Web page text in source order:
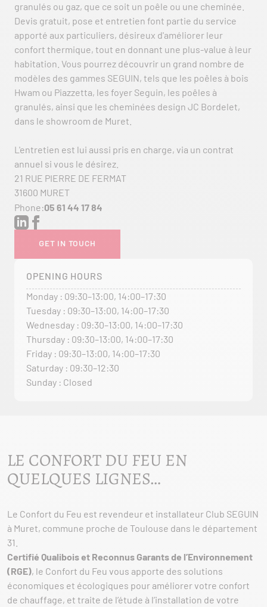
granulés ou gaz, que ce soit un poêle ou une cheminée.
Devis gratuit, pose et entretien font partie du service
apporté aux particuliers, désireux d'améliorer leur
confort thermique, tout en donnant une plus-value à leur
habitation. Vous pourrez découvrir un grand nombre de
modèles des gammes SEGUIN, tels que les poêles à bois
Hwam ou Piazzetta, les foyer Seguin, les poêles à
granulés, ainsi que les cheminées design JC Bordelet,
dans le showroom de Muret.
L'entretien est lui aussi pris en charge, via un contrat
annuel si vous le désirez.
21 RUE PIERRE DE FERMAT
31600 MURET
Phone:05 61 44 17 84
GET IN TOUCH
OPENING HOURS
Monday : 09:30–13:00, 14:00–17:30
Tuesday : 09:30–13:00, 14:00–17:30
Wednesday : 09:30–13:00, 14:00–17:30
Thursday : 09:30–13:00, 14:00–17:30
Friday : 09:30–13:00, 14:00–17:30
Saturday : 09:30–12:30
Sunday : Closed
LE CONFORT DU FEU EN
QUELQUES LIGNES…
Le Confort du Feu est revendeur et installateur Club SEGUIN
à Muret, commune proche de Toulouse dans le département
31.
Certifié Qualibois et Reconnus Garants de l’Environnement
(RGE), le Confort du Feu vous apporte des solutions
économiques et écologiques pour améliorer votre confort
de chauffage, et traite de l’étude à l’installation de votre